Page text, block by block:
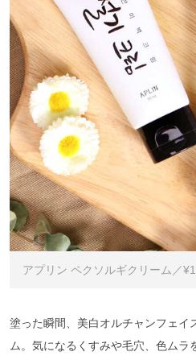
アプリン ペクソルギクリーム／
塗った瞬間、美白オルチャンフェイ
ム。気になるくすみや毛穴、色ムラ